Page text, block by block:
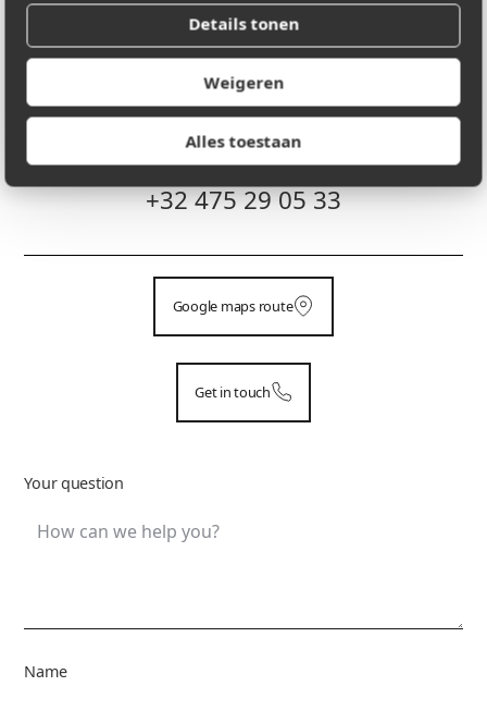
Details tonen
Weigeren
Alles toestaan
E-MAIL
carlo@phobosenactor.be
+32 475 29 05 33
Google maps route
Get in touch
Your question
Name